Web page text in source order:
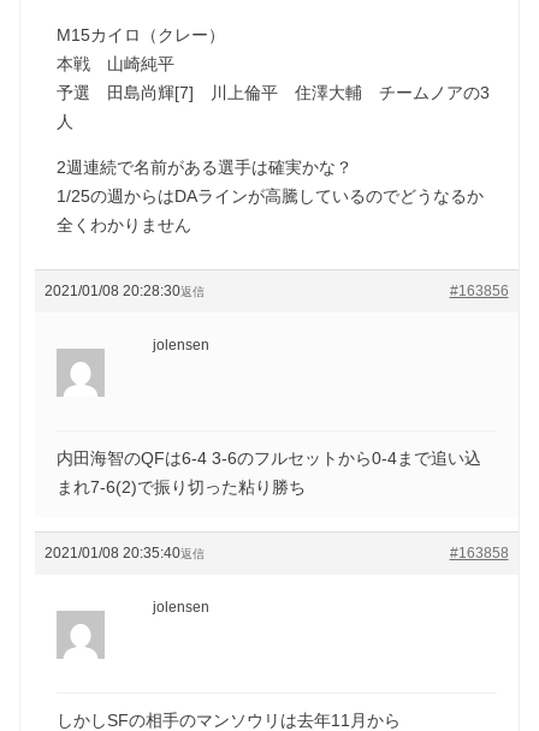
M15カイロ（クレー）
本戦 山崎純平
予選 田島尚輝[7] 川上倫平 住澤大輔 チームノアの3
人
2週連続で名前がある選手は確実かな？
1/25の週からはDAラインが高騰しているのでどうなるか
全くわかりません
2021/01/08 20:28:30 #163856
返信
jolensen
内田海智のQFは6-4 3-6のフルセットから0-4まで追い込
まれ7-6(2)で振り切った粘り勝ち
2021/01/08 20:35:40 #163858
返信
jolensen
しかしSFの相手のマンソウリは去年11月から